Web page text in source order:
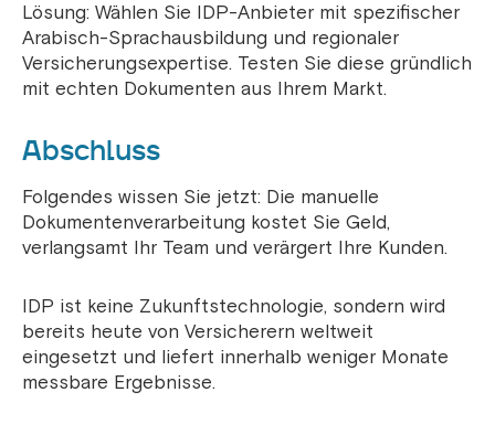
Lösung: Wählen Sie IDP-Anbieter mit spezifischer
Arabisch-Sprachausbildung und regionaler
Versicherungsexpertise. Testen Sie diese gründlich
mit echten Dokumenten aus Ihrem Markt.
Abschluss
Folgendes wissen Sie jetzt: Die manuelle
Dokumentenverarbeitung kostet Sie Geld,
verlangsamt Ihr Team und verärgert Ihre Kunden.
IDP ist keine Zukunftstechnologie, sondern wird
bereits heute von Versicherern weltweit
eingesetzt und liefert innerhalb weniger Monate
messbare Ergebnisse.